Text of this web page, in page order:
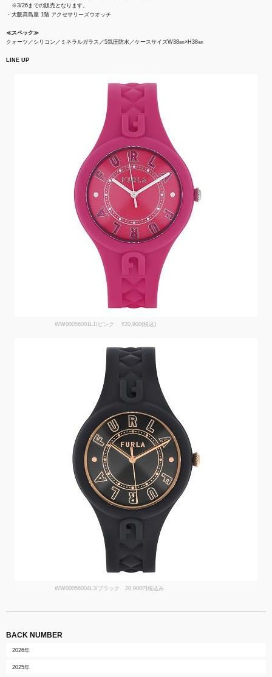
※3/26までの販売となります。
・大阪髙島屋 1階 アクセサリーズウオッチ
≪スペック≫
クォーツ／シリコン／ミネラルガラス／5気圧防水／ケースサイズW38㎜×H38㎜
LINE UP
WW00056001L1/ピンク ¥20,900(税込)
WW00056004L3/ブラック 20,900円税込み
BACK NUMBER
2026年
2025年